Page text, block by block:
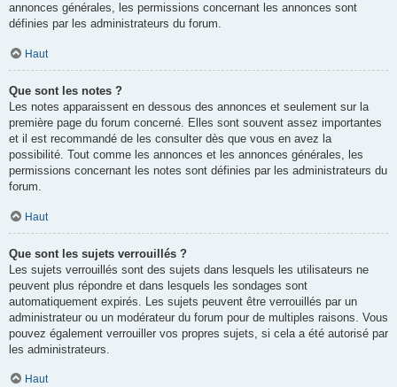
annonces générales, les permissions concernant les annonces sont
définies par les administrateurs du forum.
Haut
Que sont les notes ?
Les notes apparaissent en dessous des annonces et seulement sur la
première page du forum concerné. Elles sont souvent assez importantes
et il est recommandé de les consulter dès que vous en avez la
possibilité. Tout comme les annonces et les annonces générales, les
permissions concernant les notes sont définies par les administrateurs du
forum.
Haut
Que sont les sujets verrouillés ?
Les sujets verrouillés sont des sujets dans lesquels les utilisateurs ne
peuvent plus répondre et dans lesquels les sondages sont
automatiquement expirés. Les sujets peuvent être verrouillés par un
administrateur ou un modérateur du forum pour de multiples raisons. Vous
pouvez également verrouiller vos propres sujets, si cela a été autorisé par
les administrateurs.
Haut